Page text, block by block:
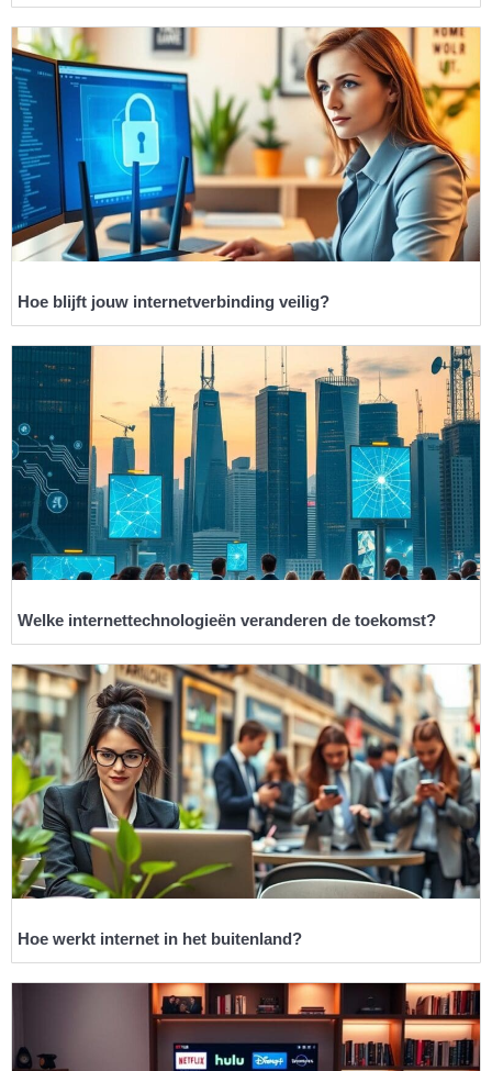
Hoe blijft jouw internetverbinding veilig?
Welke internettechnologieën veranderen de toekomst?
Hoe werkt internet in het buitenland?